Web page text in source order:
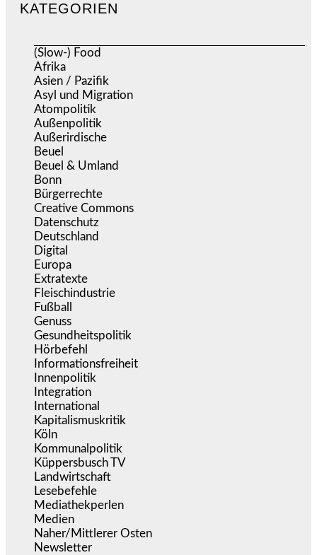
KATEGORIEN
(Slow-) Food
Afrika
Asien / Pazifik
Asyl und Migration
Atompolitik
Außenpolitik
Außerirdische
Beuel
Beuel & Umland
Bonn
Bürgerrechte
Creative Commons
Datenschutz
Deutschland
Digital
Europa
Extratexte
Fleischindustrie
Fußball
Genuss
Gesundheitspolitik
Hörbefehl
Informationsfreiheit
Innenpolitik
Integration
International
Kapitalismuskritik
Köln
Kommunalpolitik
Küppersbusch TV
Landwirtschaft
Lesebefehle
Mediathekperlen
Medien
Naher/Mittlerer Osten
Newsletter